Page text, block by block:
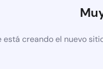
está creando el nuevo